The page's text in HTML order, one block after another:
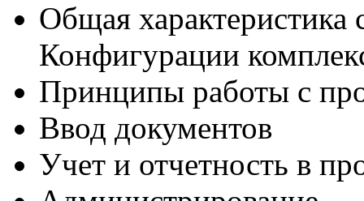
Общая характеристика
Конфигурации
Принципы работы с
Ввод документов
Учет и отчетность в